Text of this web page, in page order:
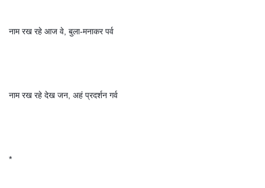
नाम रख रहे आज वे, बुला-मनाकर पर्व
नाम रख रहे देख जन, अहं प्रदर्शन गर्व
*